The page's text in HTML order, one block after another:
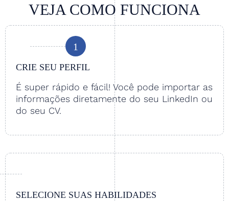
VEJA COMO FUNCIONA
1
CRIE SEU PERFIL
É super rápido e fácil! Você pode importar as
informações diretamente do seu LinkedIn ou
do seu CV.
SELECIONE SUAS HABILIDADES